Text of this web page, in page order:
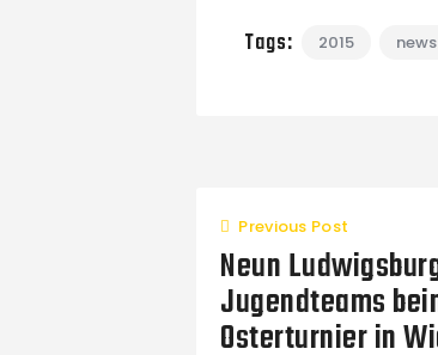
Tags: 2015 news
Previous Post
Neun
Jugendteams
Osterturnier in